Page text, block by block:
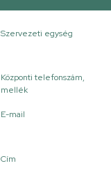
Szervezeti egység
Központi telefonszám,
mellék
E-mail
Cím